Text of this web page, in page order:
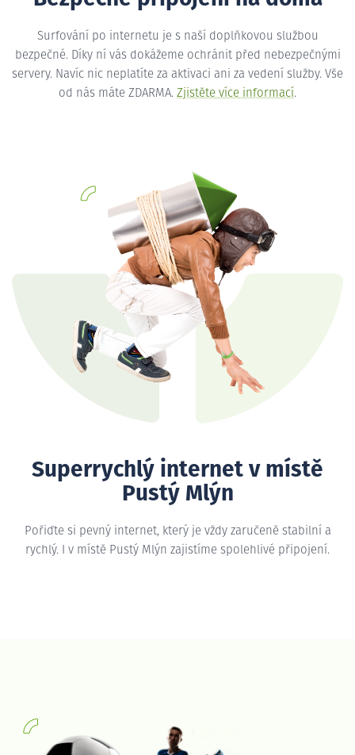
Surfování po internetu je s naší doplňkovou službou
bezpečné. Díky ní vás dokážeme ochránit před nebezpečnými
servery. Navíc nic neplatíte za aktivaci ani za vedení služby. Vše
od nás máte ZDARMA. Zjistěte více informací.
Superrychlý internet v místě
Pustý Mlýn
Pořiďte si pevný internet, který je vždy zaručeně stabilní a
rychlý. I v místě Pustý Mlýn zajistíme spolehlivé připojení.